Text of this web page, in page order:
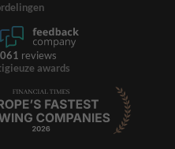
reviews
awards